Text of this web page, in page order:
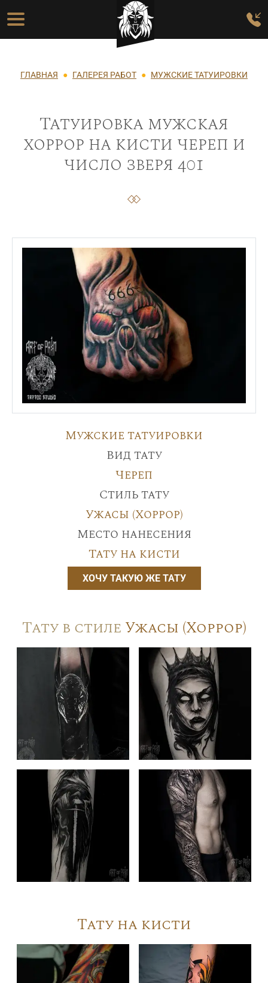
Перейти к основному содержанию
Основная навигация
Строка навигации
ГЛАВНАЯ ГАЛЕРЕЯ РАБОТ МУЖСКИЕ ТАТУИРОВКИ
Татуировка мужская
хоррор на кисти череп и
число зверя 401
Мужские татуировки
Вид тату
Череп
Стиль тату
Ужасы (Хоррор)
Место нанесения
Тату на кисти
ХОЧУ ТАКУЮ ЖЕ ТАТУ
Тату в стиле Ужасы (Хоррор)
Тату на кисти